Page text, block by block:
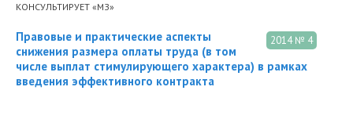
КОНСУЛЬТИРУЕТ «МЗ»
2014 № 4
Правовые и практические аспекты
снижения размера оплаты труда (в том
числе выплат стимулирующего характера) в рамках
введения эффективного контракта